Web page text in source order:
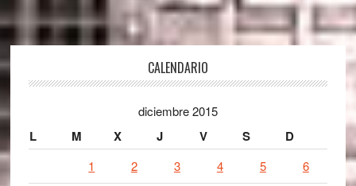
CALENDARIO
diciembre 2015
L M X J V S D
1 2 3 4 5 6